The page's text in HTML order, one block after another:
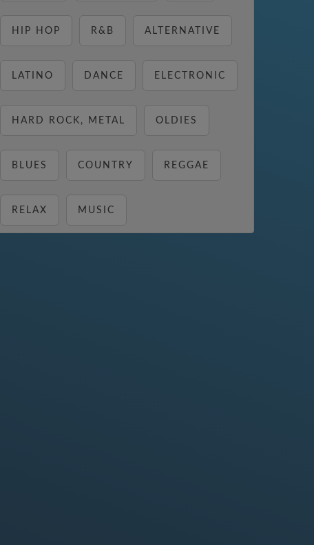
HIP HOP R&B ALTERNATIVE
LATINO DANCE ELECTRONIC
HARD ROCK, METAL OLDIES
BLUES COUNTRY REGGAE
RELAX MUSIC